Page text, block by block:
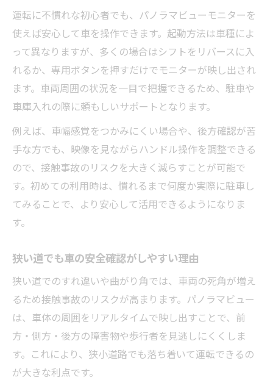
狭い場所で車の死角を減らすパノラマビュ
ー効果
パノラミックビューモニターで車の接触防
止を強化
安全運転を支える車のパノラマ映像技術の魅力
車のパノラマ映像が事故防止に役立つ理由
安全運転を実現する車の先進映像技術
家族を守る車のパノラマビューモニターの
強み
運転ミスを減らす車のパノラマ映像サポー
駐車が苦手な方におすすめの先進安全機能
車のパノラマビューで駐車時の不安を解消
駐車苦手でも安心の車パノラミックビュー
モニター
車の先進安全機能で狭い駐車場も安心
パノラマビュー搭載車が駐車を簡単にする
運転に不慣れな初心者でも、パノラマビューモニターを
使えば安心して車を操作できます。起動方法は車種によ
って異なりますが、多くの場合はシフトをリバースに入
れるか、専用ボタンを押すだけでモニターが映し出され
ます。車両周囲の状況を一目で把握できるため、駐車や
車庫入れの際に頼もしいサポートとなります。
例えば、車幅感覚をつかみにくい場合や、後方確認が苦
手な方でも、映像を見ながらハンドル操作を調整できる
ので、接触事故のリスクを大きく減らすことが可能で
す。初めての利用時は、慣れるまで何度か実際に駐車し
てみることで、より安心して活用できるようになりま
す。
狭い道でも車の安全確認がしやすい理由
狭い道でのすれ違いや曲がり角では、車両の死角が増え
るため接触事故のリスクが高まります。パノラマビュー
は、車体の周囲をリアルタイムで映し出すことで、前
方・側方・後方の障害物や歩行者を見逃しにくくしま
す。これにより、狭小道路でも落ち着いて運転できるの
が大きな利点です。